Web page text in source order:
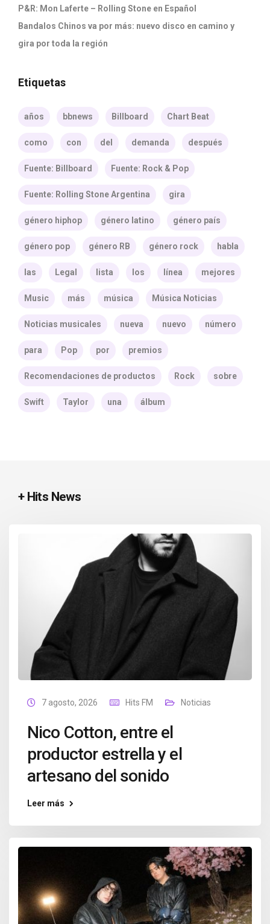
P&R: Mon Laferte – Rolling Stone en Español
Bandalos Chinos va por más: nuevo disco en camino y
gira por toda la región
Etiquetas
años bbnews Billboard Chart Beat
como con del demanda después
Fuente: Billboard Fuente: Rock & Pop
Fuente: Rolling Stone Argentina gira
género hiphop género latino género país
género pop género RB género rock habla
las Legal lista los línea mejores
Music más música Música Noticias
Noticias musicales nueva nuevo número
para Pop por premios
Recomendaciones de productos Rock sobre
Swift Taylor una álbum
+ Hits News
7 agosto, 2026 Hits FM Noticias
Nico Cotton, entre el
productor estrella y el
artesano del sonido
Leer más